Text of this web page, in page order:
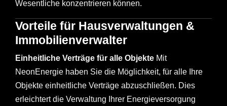
Wesentliche konzentrieren können.
Vorteile für Hausverwaltungen &
Immobilienverwalter
Einheitliche Verträge für alle Objekte Mit
NeonEnergie haben Sie die Möglichkeit, für alle Ihre
Objekte einheitliche Verträge abzuschließen. Dies
erleichtert die Verwaltung Ihrer Energieversorgung